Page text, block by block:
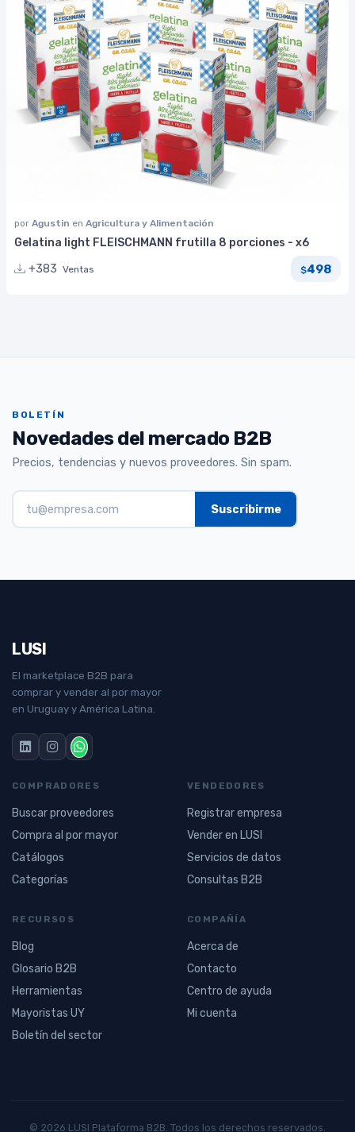
por Agustin en Agricultura y Alimentación
Gelatina light FLEISCHMANN frutilla 8 porciones - x6
+383 Ventas $498
BOLETÍN
Novedades del mercado B2B
Precios, tendencias y nuevos proveedores. Sin spam.
LUSI
El marketplace B2B para
comprar y vender al por mayor
en Uruguay y América Latina.
COMPRADORES
Buscar proveedores
Compra al por mayor
Catálogos
Categorías
VENDEDORES
Registrar empresa
Vender en LUSI
Servicios de datos
Consultas B2B
RECURSOS
Blog
Glosario B2B
Herramientas
Mayoristas UY
Boletín del sector
COMPAÑÍA
Acerca de
Contacto
Centro de ayuda
Mi cuenta
© 2026 LUSI Plataforma B2B. Todos los derechos reservados.